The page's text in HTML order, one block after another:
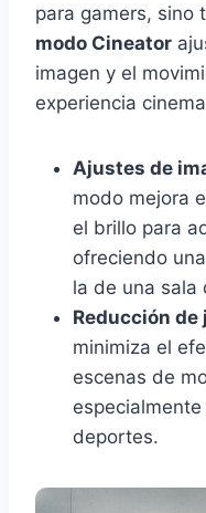
para gamers, sino
modo Cineator
imagen y el
experiencia
Ajustes de
modo mejora
el brillo para
ofreciendo
la de una sala
Reducción de
minimiza el
escenas de
deportes.